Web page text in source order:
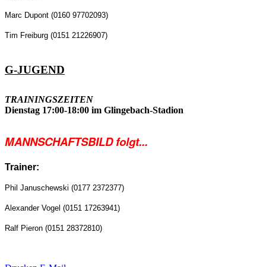
Marc Dupont (0160 97702093)
Tim Freiburg (0151 21226907)
G-JUGEND
TRAININGSZEITEN
Dienstag 17:00-18:00 im Glingebach-Stadion
MANNSCHAFTSBILD folgt...
Trainer:
Phil Januschewski (0177 2372377)
Alexander Vogel (0151 17263941)
Ralf Pieron (0151 28372810)